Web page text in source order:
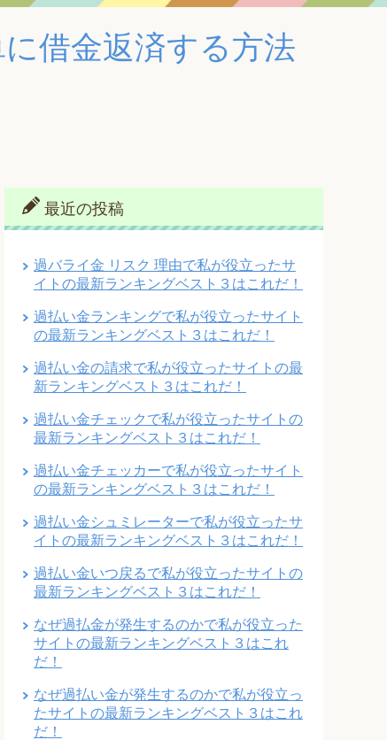
借金返済する方法
最近の投稿
過バライ金 リスク 理由で私が役立ったサ
イトの最新ランキングベスト３はこれだ！
過払い金ランキングで私が役立ったサイト
の最新ランキングベスト３はこれだ！
過払い金の請求で私が役立ったサイトの最
新ランキングベスト３はこれだ！
過払い金チェックで私が役立ったサイトの
最新ランキングベスト３はこれだ！
過払い金チェッカーで私が役立ったサイト
の最新ランキングベスト３はこれだ！
過払い金シュミレーターで私が役立ったサ
イトの最新ランキングベスト３はこれだ！
過払い金いつ戻るで私が役立ったサイトの
最新ランキングベスト３はこれだ！
なぜ過払金が発生するのかで私が役立った
サイトの最新ランキングベスト３はこれ
だ！
なぜ過払い金が発生するのかで私が役立っ
たサイトの最新ランキングベスト３はこれ
だ！